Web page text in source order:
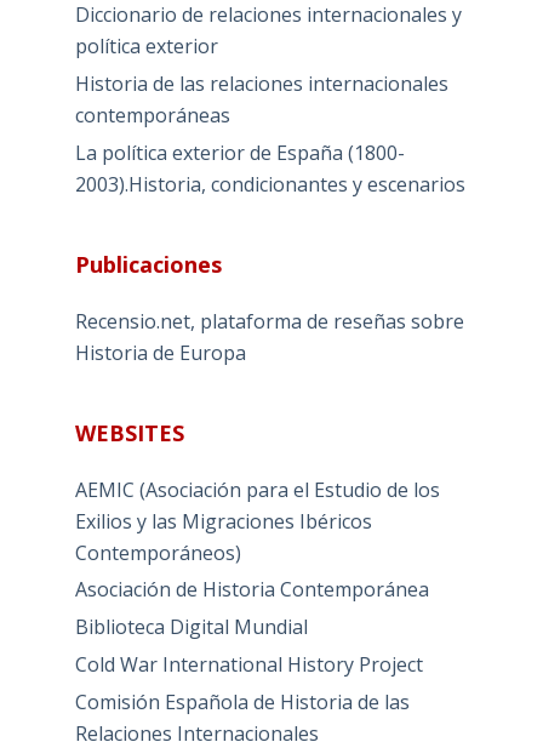
Diccionario de relaciones internacionales y
política exterior
Historia de las relaciones internacionales
contemporáneas
La política exterior de España (1800-
2003).Historia, condicionantes y escenarios
Publicaciones
Recensio.net, plataforma de reseñas sobre
Historia de Europa
WEBSITES
AEMIC (Asociación para el Estudio de los
Exilios y las Migraciones Ibéricos
Contemporáneos)
Asociación de Historia Contemporánea
Biblioteca Digital Mundial
Cold War International History Project
Comisión Española de Historia de las
Relaciones Internacionales